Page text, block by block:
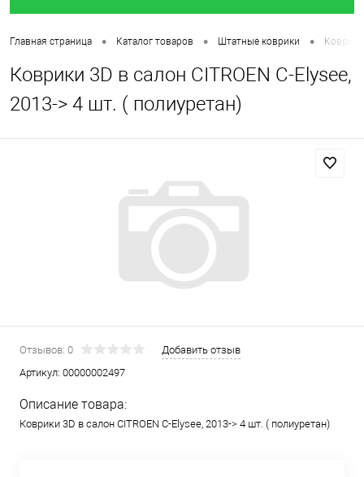
Главная страница • Каталог товаров • Штатные коврики •
Коврики 3D в салон CITROEN C-Elysee,
2013-> 4 шт. ( полиуретан)
Отзывов: 0
Добавить отзыв
Артикул: 00000002497
Описание товара:
Коврики 3D в салон CITROEN C-Elysee, 2013-> 4 шт. ( полиуретан)